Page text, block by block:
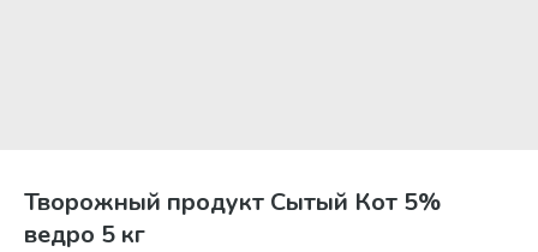
Творожный продукт Сытый Кот 5%
ведро 5 кг